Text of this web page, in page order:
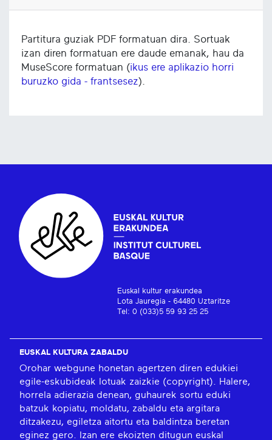
Partitura guziak PDF formatuan dira. Sortuak
izan diren formatuan ere daude emanak, hau da
MuseScore formatuan (ikus ere aplikazio horri
buruzko gida - frantsesez).
Euskal kultur erakundea
Lota Jauregia - 64480 Uztaritze
Tel: 0 (033)5 59 93 25 25
EUSKAL KULTURA ZABALDU
Orohar webgune honetan agertzen diren edukiei
egile-eskubideak lotuak zaizkie (copyright). Halere,
horrela adierazia denean, guhaurek sortu eduki
batzuk kopiatu, moldatu, zabaldu eta argitara
ditzakezu, egiletza aitortu eta baldintza beretan
eginez gero. Izan ere ekoizten ditugun euskal